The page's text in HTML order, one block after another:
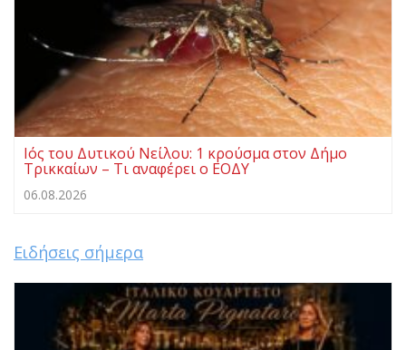
Ιός του Δυτικού Νείλου: 1 κρούσμα στον Δήμο
Τρικκαίων – Τι αναφέρει ο ΕΟΔΥ
06.08.2026
Ειδήσεις σήμερα